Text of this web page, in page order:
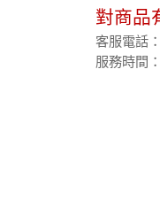
對商品
客服電話
服務時間